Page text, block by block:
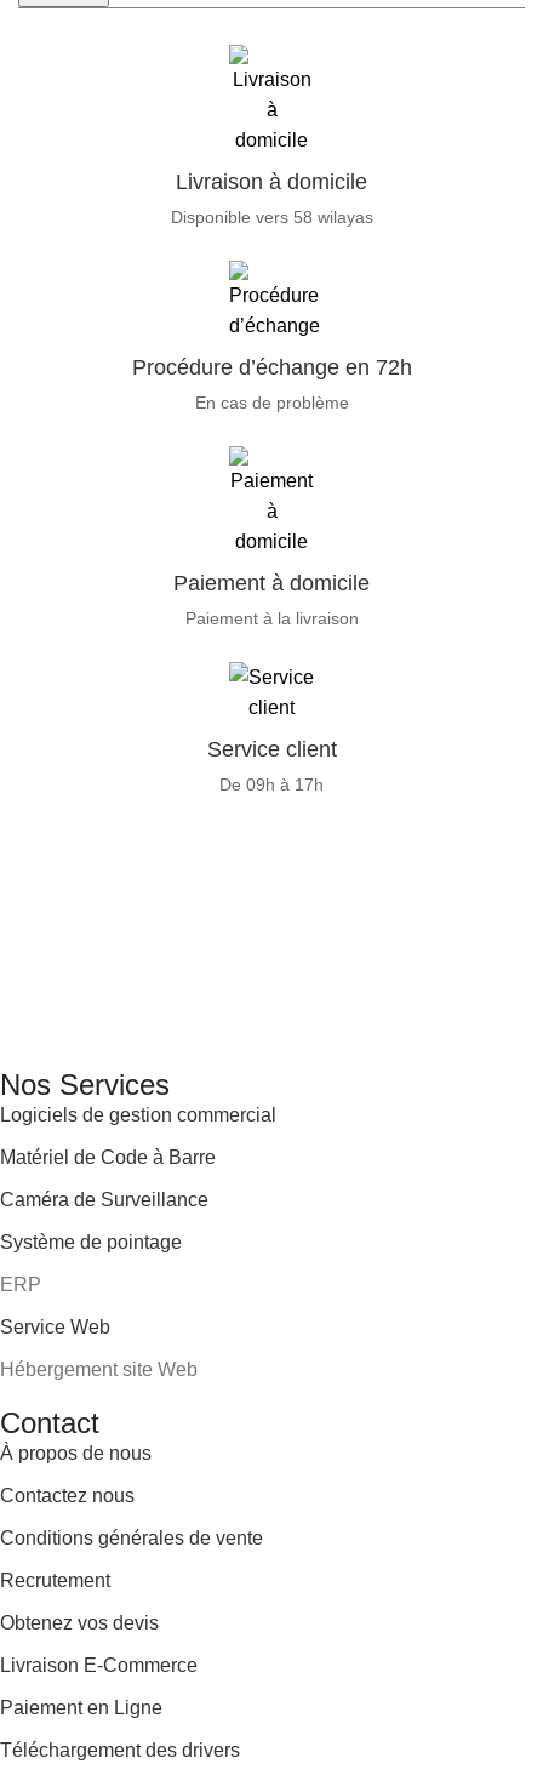
Livraison à domicile
Disponible vers 58 wilayas
Procédure d’échange en 72h
En cas de problème
Paiement à domicile
Paiement à la livraison
Service client
De 09h à 17h
Nos Services
Logiciels de gestion commercial
Matériel de Code à Barre
Caméra de Surveillance
Système de pointage
ERP
Service Web
Hébergement site Web
Contact
À propos de nous
Contactez nous
Conditions générales de vente
Recrutement
Obtenez vos devis
Livraison E-Commerce
Paiement en Ligne
Téléchargement des drivers